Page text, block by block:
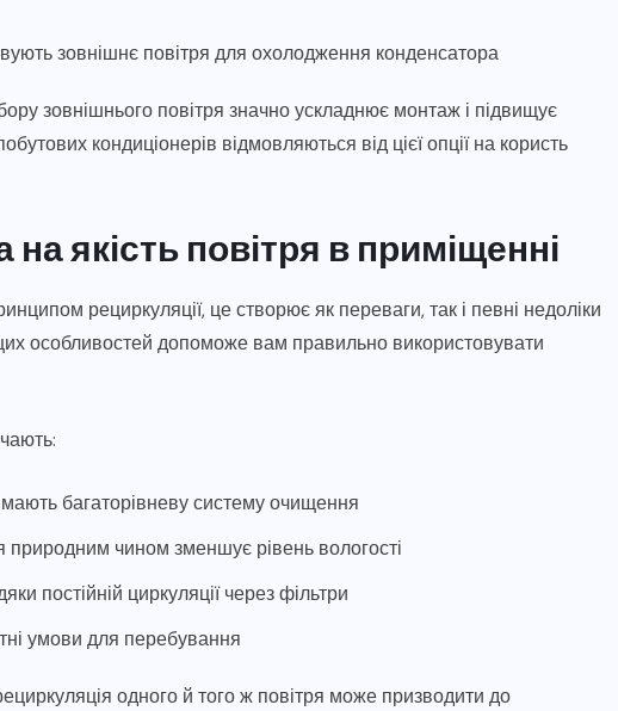
зовнішнє повітря для охолодження конденсатора
зовнішнього повітря значно ускладнює монтаж і підвищує
кондиціонерів відмовляються від цієї опції на користь
якість повітря в приміщенні
рециркуляції, це створює як переваги, так і певні недоліки
особливостей допоможе вам правильно використовувати
мають багаторівневу систему очищення
чином зменшує рівень вологості
постійній циркуляції через фільтри
умови для перебування
одного й того ж повітря може призводити до